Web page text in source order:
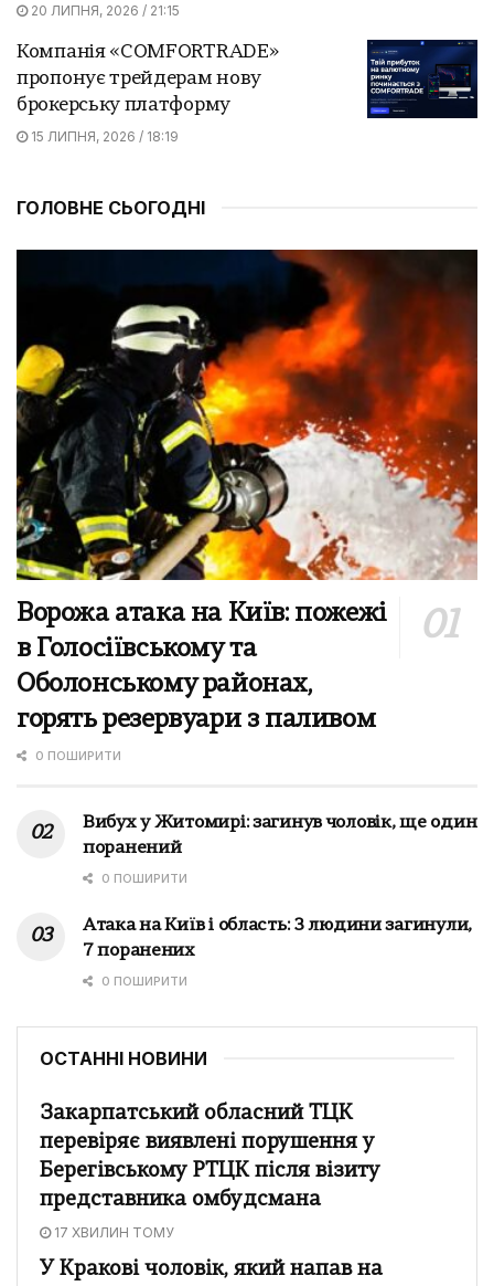
20 ЛИПНЯ, 2026 / 21:15
Компанія «COMFORTRADE»
пропонує трейдерам нову
брокерську платформу
15 ЛИПНЯ, 2026 / 18:19
ГОЛОВНЕ СЬОГОДНІ
Ворожа атака на Київ: пожежі
в Голосіївському та
Оболонському районах,
горять резервуари з паливом
0 ПОШИРИТИ
Вибух у Житомирі: загинув чоловік, ще один
поранений
0 ПОШИРИТИ
Атака на Київ і область: 3 людини загинули,
7 поранених
0 ПОШИРИТИ
ОСТАННІ НОВИНИ
Закарпатський обласний ТЦК
перевіряє виявлені порушення у
Берегівському РТЦК після візиту
представника омбудсмана
17 ХВИЛИН ТОМУ
У Кракові чоловік, який напав на